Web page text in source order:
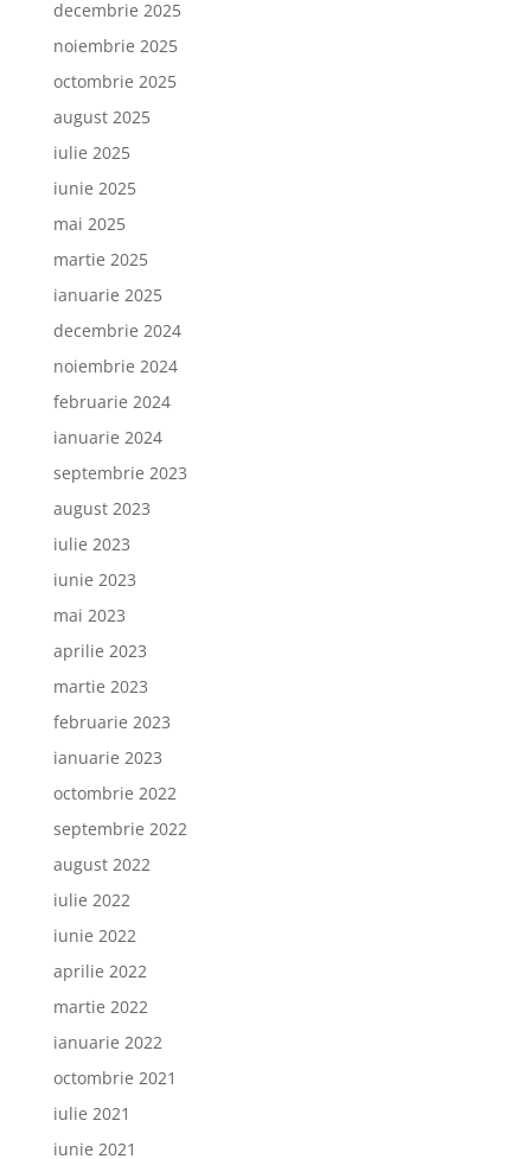
decembrie 2025
noiembrie 2025
octombrie 2025
august 2025
iulie 2025
iunie 2025
mai 2025
martie 2025
ianuarie 2025
decembrie 2024
noiembrie 2024
februarie 2024
ianuarie 2024
septembrie 2023
august 2023
iulie 2023
iunie 2023
mai 2023
aprilie 2023
martie 2023
februarie 2023
ianuarie 2023
octombrie 2022
septembrie 2022
august 2022
iulie 2022
iunie 2022
aprilie 2022
martie 2022
ianuarie 2022
octombrie 2021
iulie 2021
iunie 2021